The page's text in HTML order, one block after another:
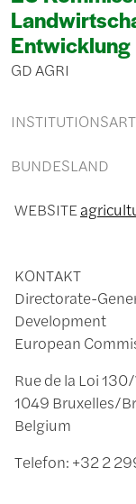
Entwicklung
GD AGRI
INSTITUTIONSART
BUNDESLAND
WEBSITE
KONTAKT
Directorate-
Development
European
Rue de la Loi
1049 Bruxelles/
Belgium
Telefon: +32 2